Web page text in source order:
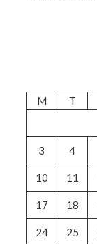
M T
3 4
10 11
17 18
24 25